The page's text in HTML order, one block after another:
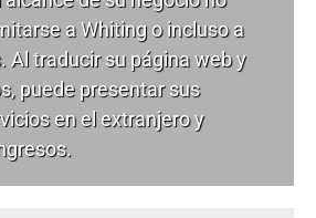
a Whiting o incluso a
Al traducir su página web y
puede presentar sus
en el extranjero y